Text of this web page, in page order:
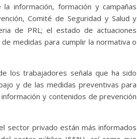
información, formación y campañas
Comité de Seguridad y Salud y
de PRL; el estado de actuaciones
medidas para cumplir la normativa o
los trabajadores señala que ha sido
y de las medidas preventivas para
y contenidos de prevención
sector privado están más informados